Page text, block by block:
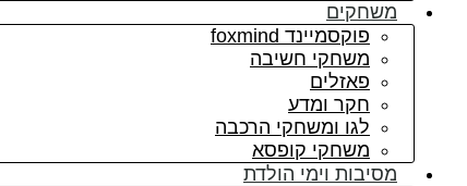
משחקים
פוקסמיינד foxmind
משחקי חשיבה
פאזלים
חקר ומדע
לגו ומשחקי הרכבה
משחקי קופסא
מסיבות וימי הולדת